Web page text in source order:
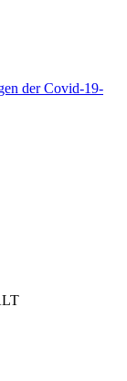
der Covid-19-